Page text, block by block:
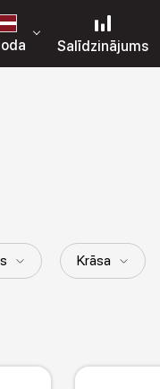
Salīdzinājums
Krāsa